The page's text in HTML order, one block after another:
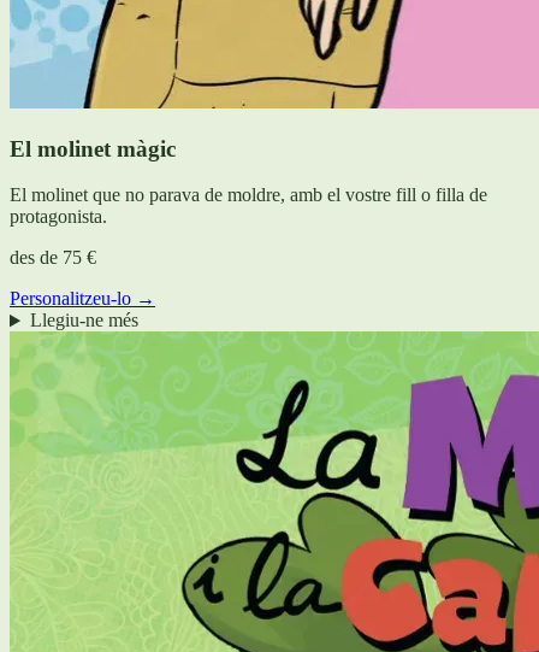
El molinet màgic
El molinet que no parava de moldre, amb el vostre fill o filla de
protagonista.
des de 75 €
Personalitzeu-lo →
Llegiu-ne més